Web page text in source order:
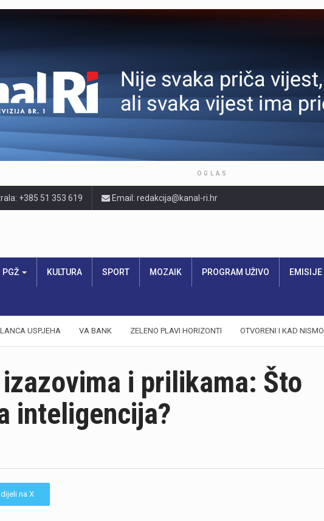
OGLAS
+385 51 353 619 Email: redakcija@kanal-ri.hr
PGŽ KULTURA SPORT MOZAIK PROGRAM UŽIVO EMISIJE
USPJEHA VA BANK ZELENO PLAVI HORIZONTI OTVORENI I KAD NISMO
i prilikama: Što
inteligencija?
na X